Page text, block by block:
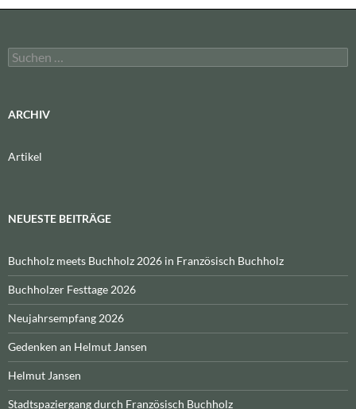
Suchen
nach:
ARCHIV
Artikel
NEUESTE BEITRÄGE
Buchholz meets Buchholz 2026 in Französisch Buchholz
Buchholzer Festtage 2026
Neujahrsempfang 2026
Gedenken an Helmut Jansen
Helmut Jansen
Stadtspaziergang durch Französisch Buchholz